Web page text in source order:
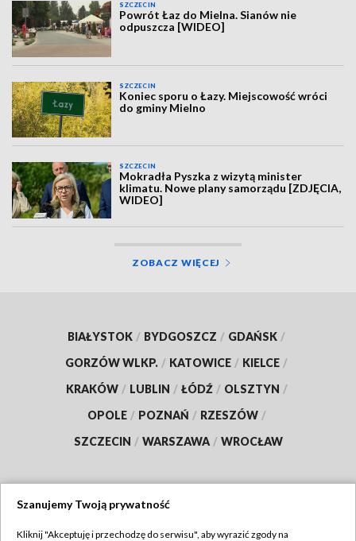
SZCZECIN
Powrót Łaz do Mielna. Sianów nie
odpuszcza [WIDEO]
SZCZECIN
Koniec sporu o Łazy. Miejscowość wróci
do gminy Mielno
SZCZECIN
Mokradła Pyszka z wizytą minister
klimatu. Nowe plany samorządu [ZDJĘCIA,
WIDEO]
ZOBACZ WIĘCEJ
BIAŁYSTOK / BYDGOSZCZ / GDAŃSK /
GORZÓW WLKP. / KATOWICE / KIELCE /
KRAKÓW / LUBLIN / ŁÓDŹ / OLSZTYN /
OPOLE / POZNAŃ / RZESZÓW /
SZCZECIN / WARSZAWA / WROCŁAW
Szanujemy Twoją prywatność
Kliknij "Akceptuję i przechodzę do serwisu", aby wyrazić zgody na